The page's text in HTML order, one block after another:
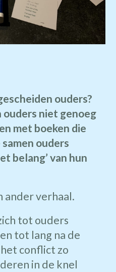
ouders?
niet genoeg
met boeken die
ouders
belang’ van hun
verhaal.
tot ouders
tot lang na de
conflict zo
in de knel